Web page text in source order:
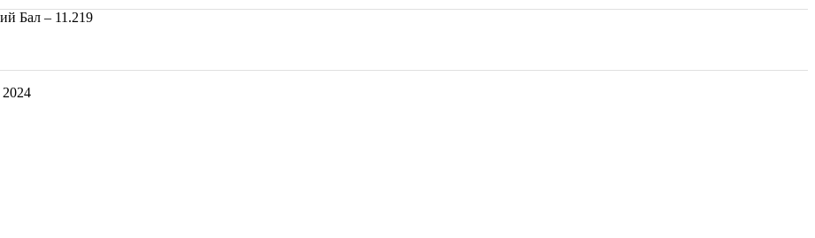
Бал – 11.219